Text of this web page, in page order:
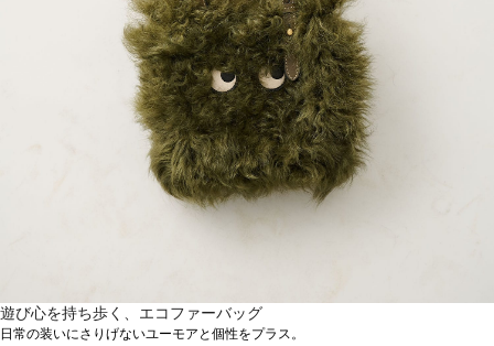
遊び心を持ち歩く、エコファーバッグ
日常の装いにさりげないユーモアと個性をプラス。